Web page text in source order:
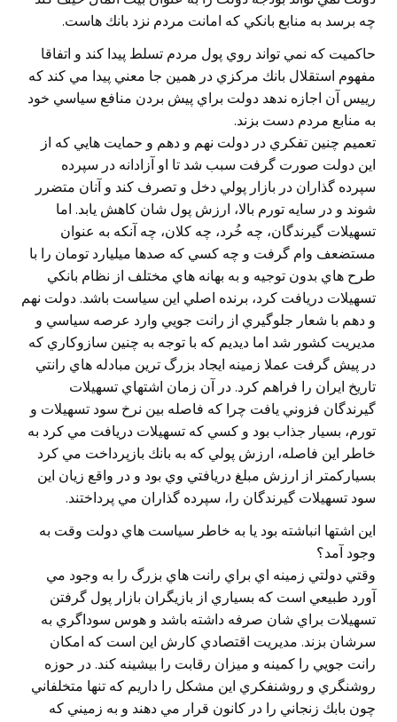
چه برسد به منابع بانكي كه امانت مردم نزد بانك هاست.
حاكميت كه نمي تواند روي پول مردم تسلط پيدا كند و اتفاقا
مفهوم استقلال بانك مركزي در همين جا معني پيدا مي كند كه
رييس آن اجازه ندهد دولت براي پيش بردن منافع سياسي خود
به منابع مردم دست بزند.
تعميم چنين تفكري در دولت نهم و دهم و حمايت هايي كه از
اين دولت صورت گرفت سبب شد تا او آزادانه در سپرده
سپرده گذاران در بازار پولي دخل و تصرف كند و آنان متضرر
شوند و در سايه تورم بالا، ارزش پول شان كاهش يابد. اما
تسهيلات گيرندگان، چه خُرد، چه كلان، چه آنكه به عنوان
مستضعف وام گرفت و چه كسي كه صدها ميليارد تومان را با
طرح هاي بدون توجيه و به بهانه هاي مختلف از نظام بانكي
تسهيلات دريافت كرد، برنده اصلي اين سياست باشد. دولت نهم
و دهم با شعار جلوگيري از رانت جويي وارد عرصه سياسي و
مديريت كشور شد اما ديديم كه با توجه به چنين سازوكاري كه
در پيش گرفت عملا زمينه ايجاد بزرگ ترين مبادله هاي رانتي
تاريخ ايران را فراهم كرد. در آن زمان اشتهاي تسهيلات
گيرندگان فزوني يافت چرا كه فاصله بين نرخ سود تسهيلات و
تورم، بسيار جذاب بود و كسي كه تسهيلات دريافت مي كرد به
خاطر اين فاصله، ارزش پولي كه به بانك بازپرداخت مي كرد
بسياركمتر از ارزش مبلغ دريافتي وي بود و در واقع زيان اين
سود تسهيلات گيرندگان را، سپرده گذاران مي پرداختند.
اين اشتها انباشته بود يا به خاطر سياست هاي دولت وقت به
وجود آمد؟
وقتي دولتي زمينه اي براي رانت هاي بزرگ را به وجود مي
آورد طبيعي است كه بسياري از بازيگران بازار پول گرفتن
تسهيلات براي شان صرفه داشته باشد و هوس سوداگري به
سرشان بزند. مديريت اقتصادي كارش اين است كه امكان
رانت جويي را كمينه و ميزان رقابت را بيشينه كند. در حوزه
روشنگري و روشنفكري اين مشكل را داريم كه تنها متخلفاني
چون بابك زنجاني را در كانون قرار مي دهند و به زميني كه